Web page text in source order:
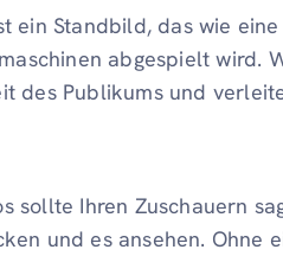
ein Standbild, das wie
abgespielt wird.
des Publikums und
sollte Ihren Zuschauern
und es ansehen. Ohne